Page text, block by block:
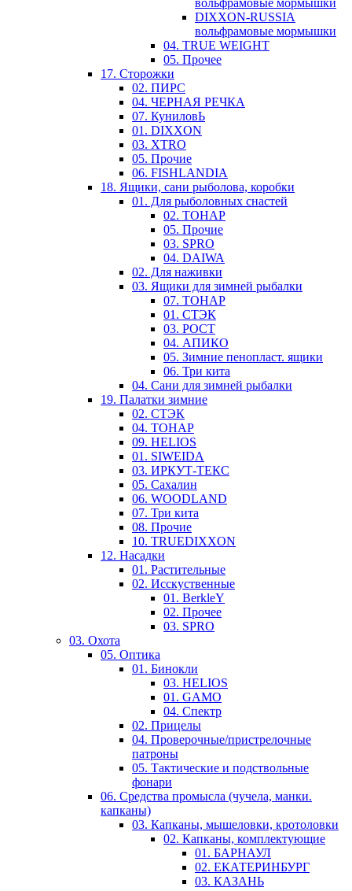
DIXXON-RUSSIA
вольфрамовые мормышки
04. TRUE WEIGHT
05. Прочее
17. Сторожки
02. ПИРС
04. ЧЕРНАЯ РЕЧКА
07. КуниловЬ
01. DIXXON
03. XTRO
05. Прочие
06. FISHLANDIA
18. Ящики, сани рыболова, коробки
01. Для рыболовных снастей
02. ТОНАР
05. Прочие
03. SPRO
04. DAIWA
02. Для наживки
03. Ящики для зимней рыбалки
07. ТОНАР
01. СТЭК
03. РОСТ
04. АПИКО
05. Зимние пенопласт. ящики
06. Три кита
04. Сани для зимней рыбалки
19. Палатки зимние
02. СТЭК
04. ТОНАР
09. HELIOS
01. SIWEIDA
03. ИРКУТ-ТЕКС
05. Сахалин
06. WOODLAND
07. Три кита
08. Прочие
10. TRUEDIXXON
12. Насадки
01. Растительные
02. Исскуственные
01. BerkleY
02. Прочее
03. SPRO
03. Охота
05. Оптика
01. Бинокли
03. HELIOS
01. GAMO
04. Спектр
02. Прицелы
04. Проверочные/пристрелочные
патроны
05. Тактические и подствольные
фонари
06. Средства промысла (чучела, манки.
капканы)
03. Капканы, мышеловки, кротоловки
02. Капканы, комплектующие
01. БАРНАУЛ
02. ЕКАТЕРИНБУРГ
03. КАЗАНЬ